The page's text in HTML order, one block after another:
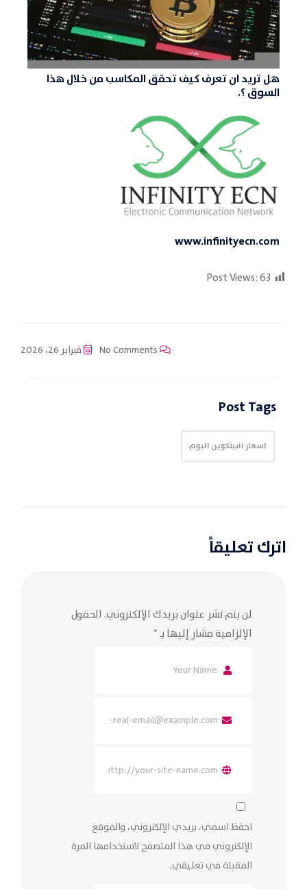
هل تريد ان تعرف كيف تحقق المكاسب من خلال هذا
السوق ؟.
www.infinityecn.com
Post Views:63
فبراير 26، 2026
Post Tags
اسعار البيتكوين اليوم
اترك تعليقاً
لن يتم نشر عنوان بريدك الإلكتروني. الحقول
الإلزامية مشار إليها بـ*
احفظ اسمي، بريدي الإلكتروني، والموقع
الإلكتروني في هذا المتصفح لاستخدامها المرة
المقبلة في تعليقي.